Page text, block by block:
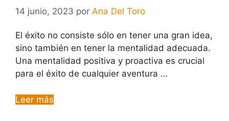
14 junio, 2023 por Ana Del Toro
El éxito no consiste sólo en tener una gran idea,
sino también en tener la mentalidad adecuada.
Una mentalidad positiva y proactiva es crucial
para el éxito de cualquier aventura …
Leer más